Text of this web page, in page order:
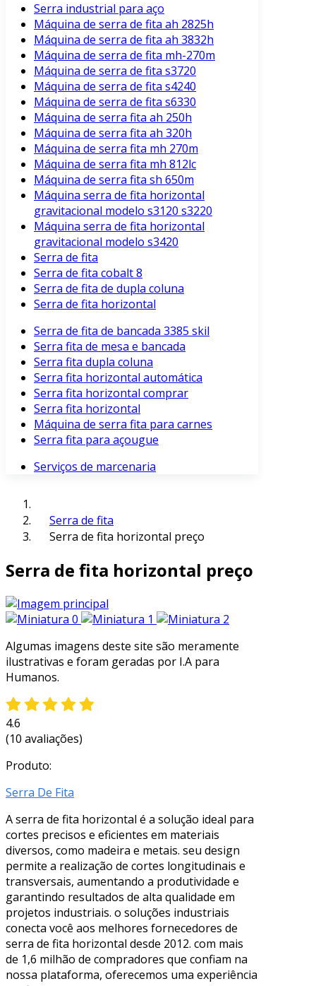
Serra industrial para aço
Máquina de serra de fita ah 2825h
Máquina de serra de fita ah 3832h
Máquina de serra de fita mh-270m
Máquina de serra de fita s3720
Máquina de serra de fita s4240
Máquina de serra de fita s6330
Máquina de serra fita ah 250h
Máquina de serra fita ah 320h
Máquina de serra fita mh 270m
Máquina de serra fita mh 812lc
Máquina de serra fita sh 650m
Máquina serra de fita horizontal
gravitacional modelo s3120 s3220
Máquina serra de fita horizontal
gravitacional modelo s3420
Serra de fita
Serra de fita cobalt 8
Serra de fita de dupla coluna
Serra de fita horizontal
Serra de fita de bancada 3385 skil
Serra fita de mesa e bancada
Serra fita dupla coluna
Serra fita horizontal automática
Serra fita horizontal comprar
Serra fita horizontal
Máquina de serra fita para carnes
Serra fita para açougue
Serviços de marcenaria
Serra de fita
Serra de fita horizontal preço
Serra de fita horizontal preço
Algumas imagens deste site são meramente
ilustrativas e foram geradas por I.A para
Humanos.
4.6
(10 avaliações)
Produto:
Serra De Fita
A serra de fita horizontal é a solução ideal para
cortes precisos e eficientes em materiais
diversos, como madeira e metais. seu design
permite a realização de cortes longitudinais e
transversais, aumentando a produtividade e
garantindo resultados de alta qualidade em
projetos industriais. o soluções industriais
conecta você aos melhores fornecedores de
serra de fita horizontal desde 2012. com mais
de 1,6 milhão de compradores que confiam na
nossa plataforma, oferecemos uma experiência